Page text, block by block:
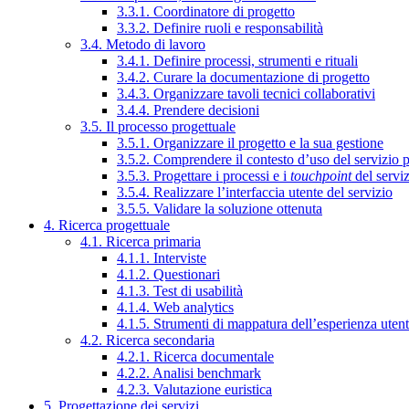
3.3.1. Coordinatore di progetto
3.3.2. Definire ruoli e responsabilità
3.4. Metodo di lavoro
3.4.1. Definire processi, strumenti e rituali
3.4.2. Curare la documentazione di progetto
3.4.3. Organizzare tavoli tecnici collaborativi
3.4.4. Prendere decisioni
3.5. Il processo progettuale
3.5.1. Organizzare il progetto e la sua gestione
3.5.2. Comprendere il contesto d’uso del servizio
3.5.3. Progettare i processi e i touchpointdel
3.5.4. Realizzare l’interfaccia utente del servizio
3.5.5. Validare la soluzione ottenuta
4. Ricerca progettuale
4.1. Ricerca primaria
4.1.1. Interviste
4.1.2. Questionari
4.1.3. Test di usabilità
4.1.4. Web analytics
4.1.5. Strumenti di mappatura dell’esperienza
4.2. Ricerca secondaria
4.2.1. Ricerca documentale
4.2.2. Analisi benchmark
4.2.3. Valutazione euristica
5. Progettazione dei servizi